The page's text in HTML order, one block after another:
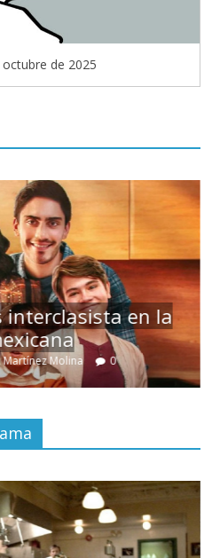
de 2025
interclasista en la
Martínez Molina 0